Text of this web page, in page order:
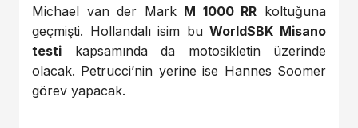
Michael van der Mark M 1000 RR koltuğuna
geçmişti. Hollandalı isim buWorldSBK Misano
testi kapsamında da motosikletin üzerinde
olacak. Petrucci’nin yerine ise Hannes Soomer
görev yapacak.